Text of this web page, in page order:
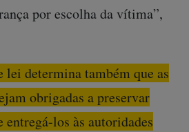
por escolha da vítima”,
lei determina também que as
obrigadas a preservar
los às autoridades